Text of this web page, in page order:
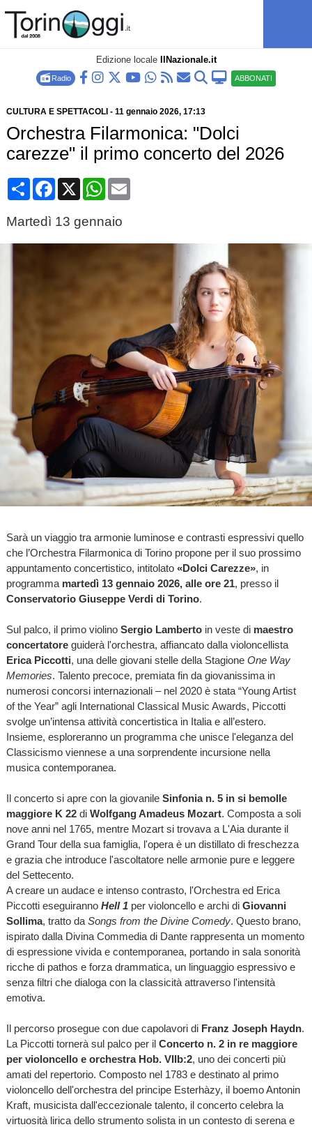
Edizione locale IlNazionale.it
Radio ABBONATI
CULTURA E SPETTACOLI - 11 gennaio 2026, 17:13
Orchestra Filarmonica: "Dolci
carezze" il primo concerto del 2026
CondividiFacebook
X WhatsApp
Email
Martedì 13 gennaio
Sarà un viaggio tra armonie luminose e contrasti espressivi quello
che l’Orchestra Filarmonica di Torino propone per il suo prossimo
appuntamento concertistico, intitolato «Dolci Carezze», in
programma martedì 13 gennaio 2026, alle ore 21, presso il
Conservatorio Giuseppe Verdi di Torino.
Sul palco, il primo violino Sergio Lambertoin veste di maestro
concertatoreguiderà l'orchestra, affiancato dalla violoncellista
Erica Piccotti, una delle giovani stelle della Stagione One Way
Memories. Talento precoce, premiata fin da giovanissima in
numerosi concorsi internazionali – nel 2020 è stata “Young Artist
of the Year” agli International Classical Music Awards, Piccotti
svolge un’intensa attività concertistica in Italia e all’estero.
Insieme, esploreranno un programma che unisce l'eleganza del
Classicismo viennese a una sorprendente incursione nella
musica contemporanea.
Il concerto si apre con la giovanile Sinfonia n. 5 in si bemolle
maggiore K 22di Wolfgang Amadeus Mozart. Composta a soli
nove anni nel 1765, mentre Mozart si trovava a L'Aia durante il
Grand Tour della sua famiglia, l'opera è un distillato di freschezza
e grazia che introduce l'ascoltatore nelle armonie pure e leggere
del Settecento.
A creare un audace e intenso contrasto, l'Orchestra ed Erica
Piccotti eseguiranno Hell 1per violoncello e archi di Giovanni
Sollima, tratto da Songs from the Divine Comedy. Questo brano,
ispirato dalla Divina Commedia di Dante rappresenta un momento
di espressione vivida e contemporanea, portando in sala sonorità
ricche di pathos e forza drammatica, un linguaggio espressivo e
senza filtri che dialoga con la classicità attraverso l'intensità
emotiva.
Il percorso prosegue con due capolavori di Franz Joseph Haydn.
La Piccotti tornerà sul palco per il Concerto n. 2 in re maggiore
per violoncello e orchestra Hob. VIIb:2, uno dei concerti più
amati del repertorio. Composto nel 1783 e destinato al primo
violoncello dell'orchestra del principe Esterhàzy, il boemo Antonin
Kraft, musicista dall'eccezionale talento, il concerto celebra la
virtuosità lirica dello strumento solista in un contesto di serena e